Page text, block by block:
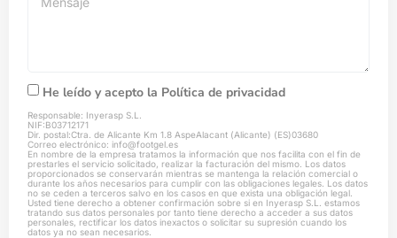
He leído y acepto la Política de privacidad
Responsable: Inyerasp S.L.
NIF:B03712171
Dir. postal:Ctra. de Alicante Km 1.8 AspeAlacant (Alicante) (ES)03680
Correo electrónico: info@footgel.es
En nombre de la empresa tratamos la información que nos facilita con el fin de
prestarles el servicio solicitado, realizar la facturación del mismo. Los datos
proporcionados se conservarán mientras se mantenga la relación comercial o
durante los años necesarios para cumplir con las obligaciones legales. Los datos
no se ceden a terceros salvo en los casos en que exista una obligación legal.
Usted tiene derecho a obtener confirmación sobre si en Inyerasp S.L. estamos
tratando sus datos personales por tanto tiene derecho a acceder a sus datos
personales, rectificar los datos inexactos o solicitar su supresión cuando los
datos ya no sean necesarios.